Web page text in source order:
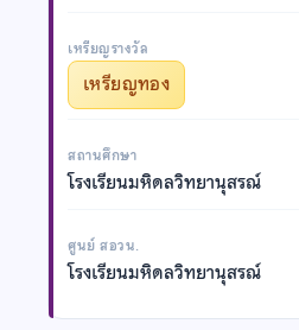
เหรียญรางวัล
เหรียญทอง
สถานศึกษา
โรงเรียนมหิดลวิทยานุสรณ์
ศูนย์ สอวน.
โรงเรียนมหิดลวิทยานุสรณ์